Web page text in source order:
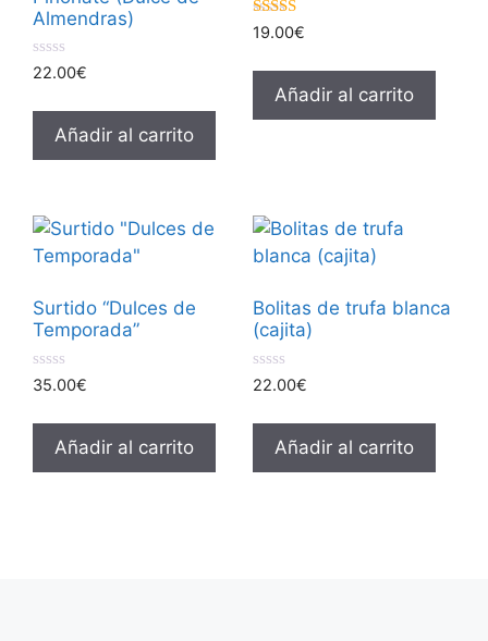
Almendras)
0
5
22.00€
Añadir al carrito
4.00
19.00€
Añadir al carrito
Surtido “Dulces de
Temporada”
0
d
5
35.00€
Añadir al carrito
Bolitas de trufa blanca
(cajita)
0
5
22.00€
Añadir al carrito